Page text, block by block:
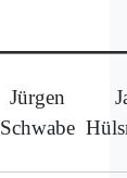
Jürgen
Schwabe